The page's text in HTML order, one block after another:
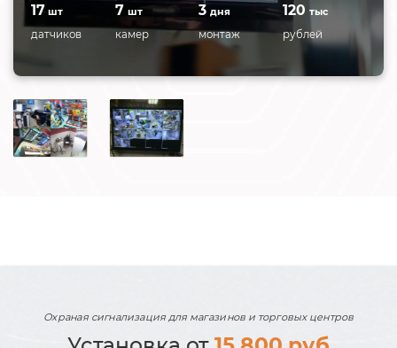
17 шт
датчиков
7 шт
камер
3 дня
монтаж
120 тыс
рублей
Охраная сигнализация для магазинов и торговых центров